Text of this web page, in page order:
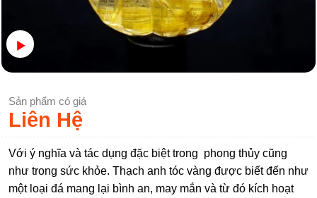
Sản phẩm có giá
Liên Hệ
Với ý nghĩa và tác dụng đặc biệt trong phong thủy cũng
như trong sức khỏe. Thạch anh tóc vàng được biết đến như
một loại đá mang lại bình an, may mắn và từ đó kích hoạt